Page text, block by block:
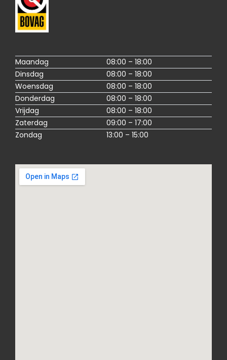
Maandag
08:00 – 18:00
Dinsdag
08:00 – 18:00
Woensdag
08:00 – 18:00
Donderdag
08:00 – 18:00
Vrijdag
08:00 – 18:00
Zaterdag
09:00 – 17:00
Zondag
13:00 – 15:00